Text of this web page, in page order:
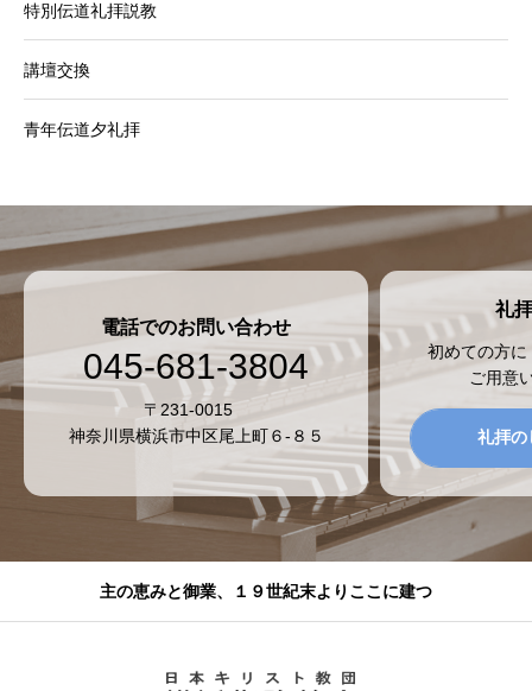
特別伝道礼拝説教
講壇交換
青年伝道夕礼拝
電話でのお問い合わせ
045-681-3804
〒231-0015
神奈川県横浜市中区尾上町６-８５
礼
初めての方
ご用意
礼拝の
主の恵みと御業、１９世紀末よりここに建つ